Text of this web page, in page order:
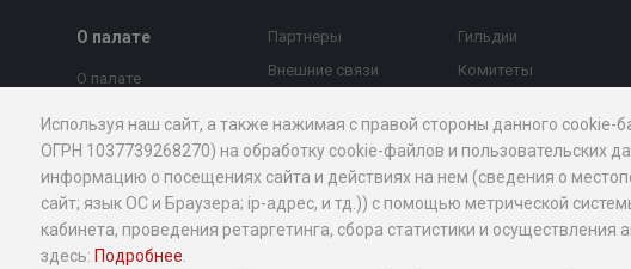
О палате
О палате
Президент
Правление
Вице-президенты
Стратегия
Партнеры
Внешние связи
коррупции
Контакты
Новости и
экспертное мнение
Гильдии
Комитеты
Экспертный совет
МТПП
Проекты
Миллион призов
Используя наш сайт, а также нажимая с правой стороны данного
ОГРН 1037739268270) на обработку cookie-файлов и пользовательских
информацию о посещениях сайта и действиях на нем (сведения о
сайт; язык ОС и Браузера; ip-адрес, и тд.)) с помощью метрической
кабинета, проведения ретаргетинга, сбора статистики и
здесь: Подробнее